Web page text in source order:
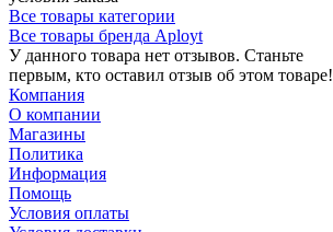
Все товары категории
Все товары бренда Aployt
У данного товара нет отзывов. Станьте
первым, кто оставил отзыв об этом товаре!
Компания
О компании
Магазины
Политика
Информация
Помощь
Условия оплаты